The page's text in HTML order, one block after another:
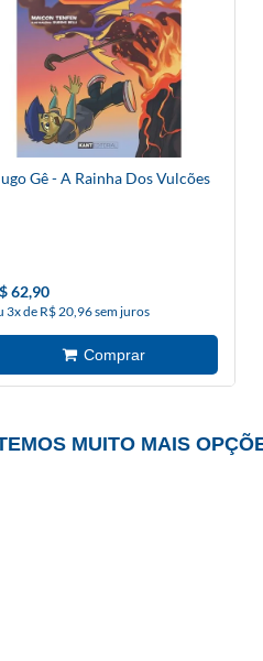
Gê - A Rainha Dos Vulcões
62,90
3x de R$ 20,96 sem juros
MUITO MAIS